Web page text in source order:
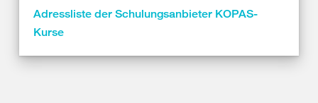
Adressliste der Schulungsanbieter KOPAS-
Kurse